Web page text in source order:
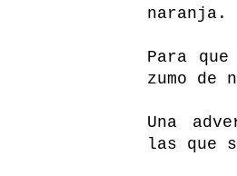
naranja.
Para
zumo de
Una
las que